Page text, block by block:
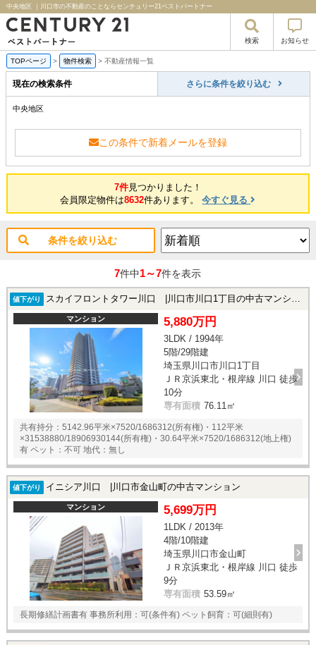
中央地区 ｜川口市の不動産のことならセンチュリー21ベストパートナー
検索 お知らせ
TOPページ > 物件検索 > 不動産情報一覧
現在の検索条件 さらに条件を絞り込む
中央地区
この条件で新着メールを登録
7件見つかりました！
会員限定物件は8632件あります。今すぐ見る
条件を絞り込む
7件中1～7件を表示
値下がり スカイフロントタワー川口 |川口市川口1丁目の中古マンション
マンション 5,880万円
3LDK / 1994年
5階/29階建
埼玉県川口市川口1丁目
ＪＲ京浜東北・根岸線 川口 徒歩
10分
専有面積 76.11㎡
共有持分：5142.96平米×7520/1686312(所有権)・112平米
×31538880/18906930144(所有権)・30.64平米×7520/1686312(地上権)
有 ペット：不可 地代：無し
値下がり イニシア川口 |川口市金山町の中古マンション
マンション 5,699万円
1LDK / 2013年
4階/10階建
埼玉県川口市金山町
ＪＲ京浜東北・根岸線 川口 徒歩
9分
専有面積 53.59㎡
長期修繕計画書有 事務所利用：可(条件有) ペット飼育：可(細則有)